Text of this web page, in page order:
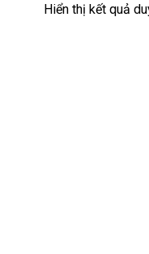
Hiển thị kết quả